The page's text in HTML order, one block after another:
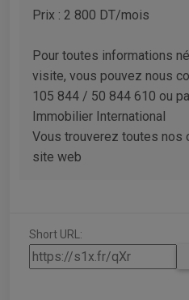
Prix : 2 800 DT/mois
Pour toutes informations
visite, vous pouvez nous
105 844 / 50 844 610 ou
Immobilier International
Vous trouverez toutes nos
site web
Short URL: